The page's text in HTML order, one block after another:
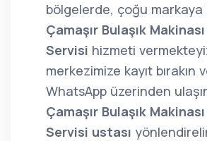
bölgelerde, çoğu markaya
Çamaşır Bulaşık
Servisi hizmeti
merkezimize kayıt bırakın
WhatsApp üzerinden
Çamaşır Bulaşık
Servisi ustası